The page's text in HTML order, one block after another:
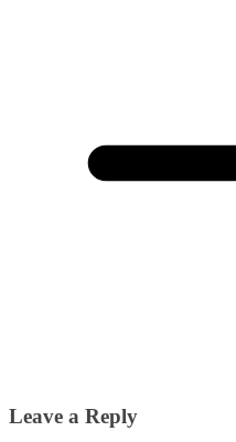
Leave a Reply